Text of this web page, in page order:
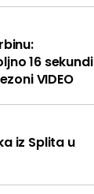
16 sekundi
VIDEO
iz Splita u